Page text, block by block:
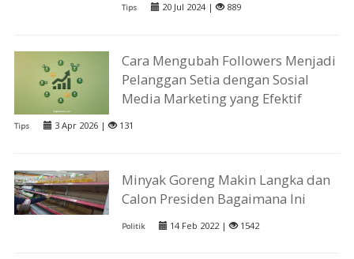
Tips 20 Jul 2024 | 889
Cara Mengubah Followers Menjadi
Pelanggan Setia dengan Sosial
Media Marketing yang Efektif
Tips 3 Apr 2026 | 131
Minyak Goreng Makin Langka dan
Calon Presiden Bagaimana Ini
Politik 14 Feb 2022 | 1542